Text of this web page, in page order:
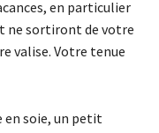
en particulier
ne sortiront de votre
valise. Votre tenue
en soie, un petit